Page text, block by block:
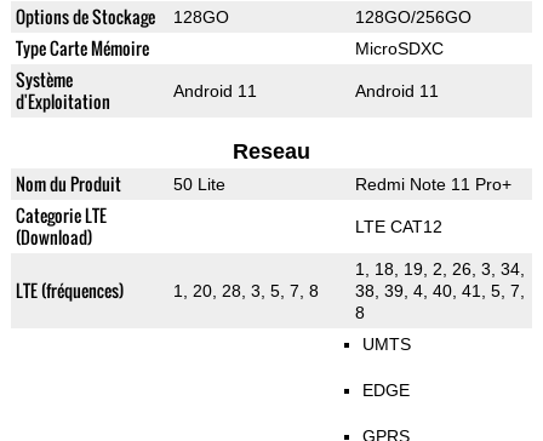
Options de Stockage 128GO 128GO/256GO
Type Carte Mémoire MicroSDXC
Système
d'Exploitation
Android 11 Android 11
Reseau
Nom du Produit 50 Lite Redmi Note 11 Pro+
Categorie LTE
(Download)
LTE CAT12
LTE (fréquences) 1, 20, 28, 3, 5, 7, 8
1, 18, 19, 2, 26, 3, 34,
38, 39, 4, 40, 41, 5, 7,
8
UMTS
EDGE
GPRS